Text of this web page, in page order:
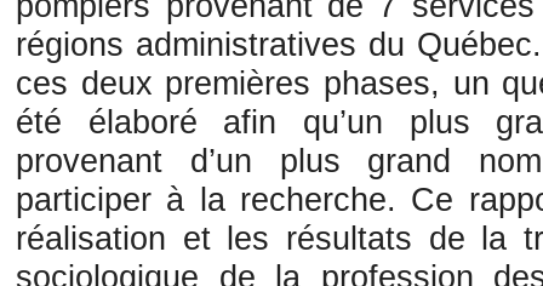
régions administratives du
ces deux premières phases, un
été élaboré afin qu’un plus
provenant d’un plus grand
participer à la recherche. Ce
réalisation et les résultats de la
sociologique de la profession